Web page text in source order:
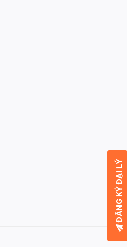
ĐĂNG KÝ ĐẠI LÝ